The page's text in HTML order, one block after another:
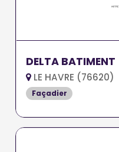
DELTA BATIMENT
LE HAVRE (76620)
Façadier